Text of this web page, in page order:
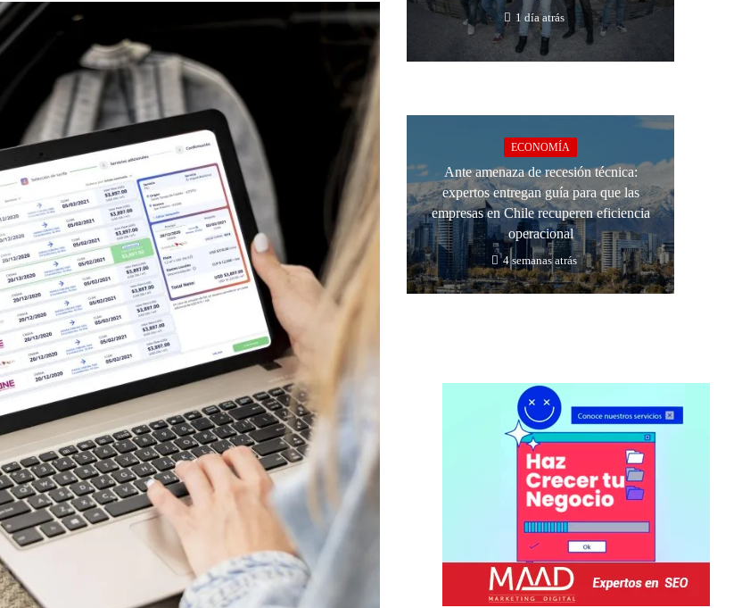
1 día atrás
ECONOMÍA
Ante amenaza de recesión técnica:
expertos entregan guía para que las
empresas en Chile recuperen eficiencia
operacional
4 semanas atrás